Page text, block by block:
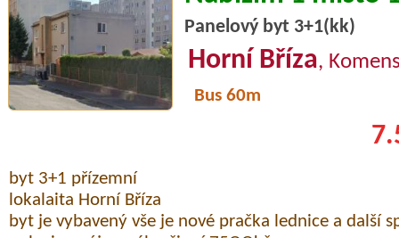
Panelový byt 3+1(kk)
Horní Bříza,
Bus 60m
byt 3+1 přízemní
lokalaita Horní Bříza
byt je vybavený vše je nové pračka lednice a další